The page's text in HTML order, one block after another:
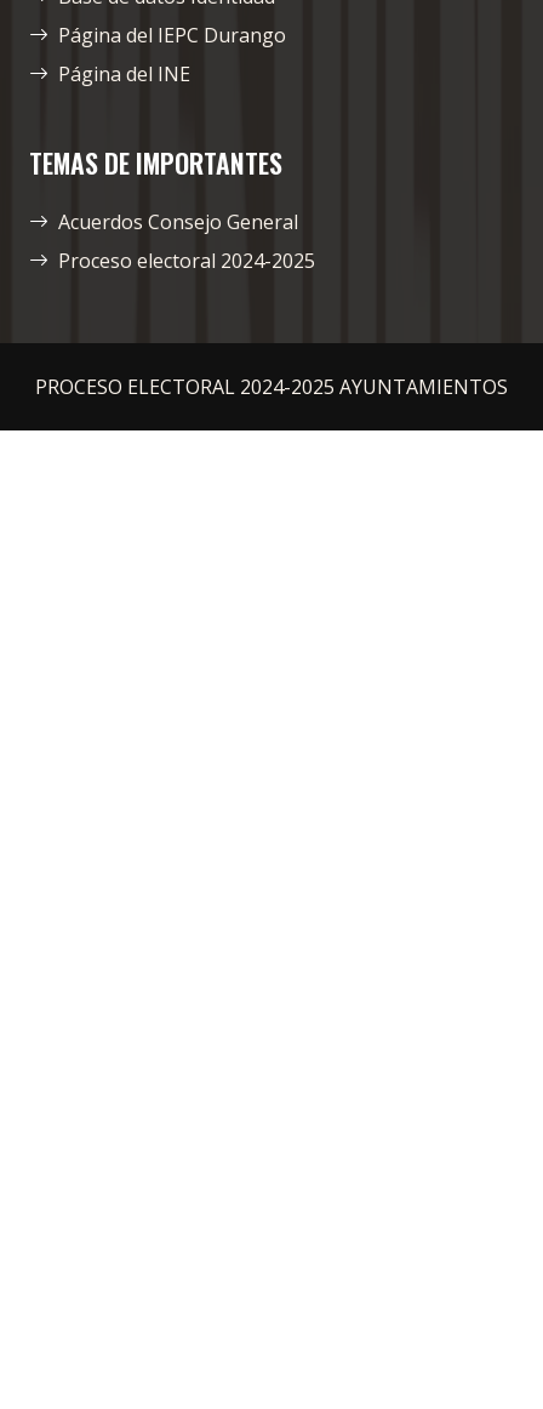
Página del IEPC Durango
Página del INE
TEMAS DE IMPORTANTES
Acuerdos Consejo General
Proceso electoral 2024-2025
PROCESO ELECTORAL 2024-2025 AYUNTAMIENTOS